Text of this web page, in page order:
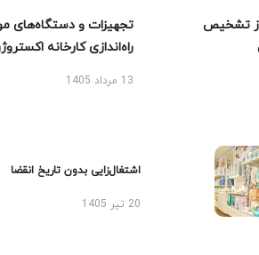
تشخیص
تجهیزات و دستگاه‌های
راه‌اندازی کارخانه
13 مرداد 1405
اشتغال‌زایی بدون تاریخ انقضا
20 تیر 1405